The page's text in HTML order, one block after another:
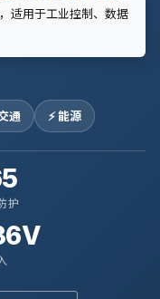
适用于工业控制、数据
通 ⚡ 能源
护